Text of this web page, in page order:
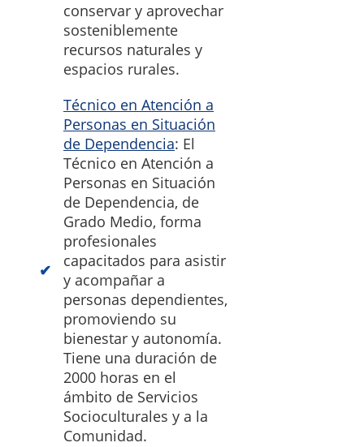
conservar y aprovechar
sosteniblemente
recursos naturales y
espacios rurales.
Técnico en Atención a
Personas en Situación
de Dependencia: El
Técnico en Atención a
Personas en Situación
de Dependencia, de
Grado Medio, forma
profesionales
capacitados para asistir
y acompañar a
personas dependientes,
promoviendo su
bienestar y autonomía.
Tiene una duración de
2000 horas en el
ámbito de Servicios
Socioculturales y a la
Comunidad.